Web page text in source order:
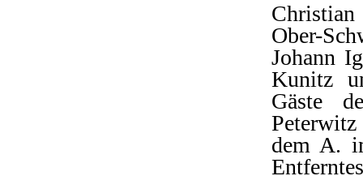
Ober-
Johann
Kunitz
Gäste
dem A.